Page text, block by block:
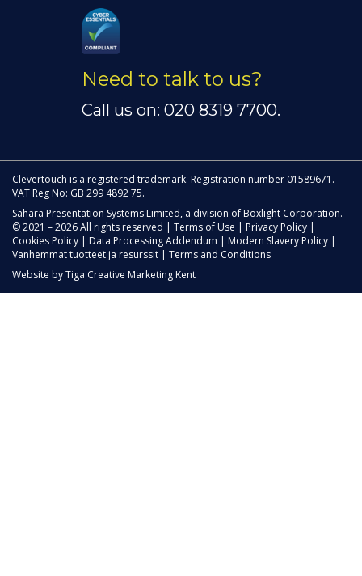
Need to talk to us?
Call us on: 020 8319 7700.
Clevertouch is a registered trademark. Registration number 01589671.
VAT Reg No: GB 299 4892 75.
Sahara Presentation Systems Limited, a division of Boxlight Corporation.
© 2021 – 2026 All rights reserved | Terms of Use Privacy Policy
Cookies Policy
Data Processing Addendum Modern Slavery Policy
Vanhemmat tuotteet ja resurssit
Terms and Conditions
Website byTiga Creative Marketing Kent